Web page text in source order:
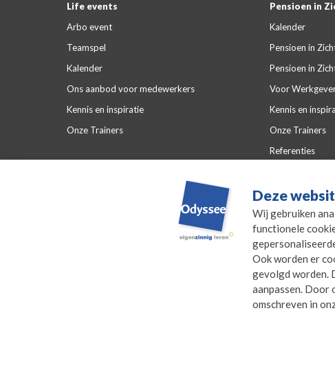
Deze
Wij gebruiken
functionele
Ook worden er
gevolgd worden.
aanpassen. Door
omschreven in
Life events
Arbo event
Teamspel
Kalender
Ons aanbod voor medewerkers
Kennis en inspiratie
Onze Trainers
Pensioen in
Kalender
Pensioen in
Pensioen in
Voor
Kennis en
Onze Trainers
Referenties